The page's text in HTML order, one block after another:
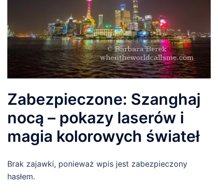
Zabezpieczone: Szanghaj
nocą – pokazy laserów i
magia kolorowych świateł
Brak zajawki, ponieważ wpis jest zabezpieczony
hasłem.